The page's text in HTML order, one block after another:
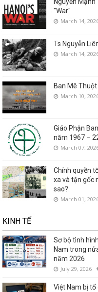
Nguyễn Mạnh
"War"
March 14,
Ts Nguyễn
March 14,
Ban Mê
March 10,
Giáo Phận
năm 1967 –
March 07,
Chính quyền
xa và tận gốc
sao?
March 01,
KINH TẾ
Sơ bộ tình
Nam trong
năm 2026
July 29, 2026
Việt Nam bị tố